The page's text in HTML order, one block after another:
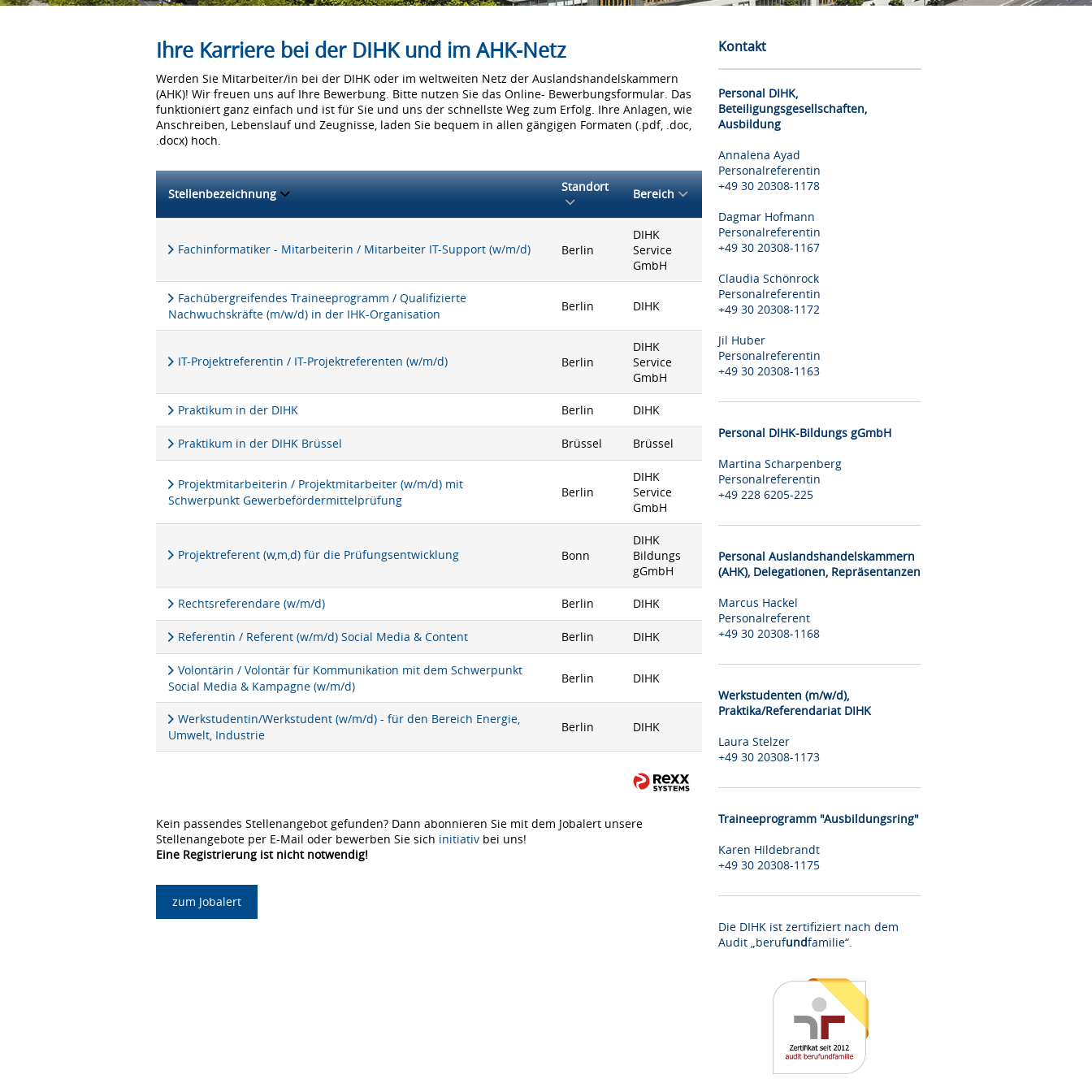
Ihre Karriere bei der DIHK und im AHK-Netz
Werden Sie Mitarbeiter/in bei der DIHK oder im weltweiten Netz der Auslandshandelskammern
(AHK)! Wir freuen uns auf Ihre Bewerbung. Bitte nutzen Sie das Online- Bewerbungsformular. Das
funktioniert ganz einfach und ist für Sie und uns der schnellste Weg zum Erfolg. Ihre Anlagen, wie
Anschreiben, Lebenslauf und Zeugnisse, laden Sie bequem in allen gängigen Formaten (.pdf, .doc,
.docx) hoch.
Stellenbezeichnung Standort Bereich
Fachinformatiker - Mitarbeiterin / Mitarbeiter IT-Support (w/m/d) Berlin
DIHK
Service
GmbH
Fachübergreifendes Traineeprogramm / Qualifizierte
Nachwuchskräfte (m/w/d) in der IHK-Organisation
Berlin DIHK
IT-Projektreferentin / IT-Projektreferenten (w/m/d) Berlin
DIHK
Service
GmbH
Praktikum in der DIHK Berlin DIHK
Praktikum in der DIHK Brüssel Brüssel Brüssel
Projektmitarbeiterin / Projektmitarbeiter (w/m/d) mit
Schwerpunkt Gewerbefördermittelprüfung
Berlin
DIHK
Service
GmbH
Projektreferent (w,m,d) für die Prüfungsentwicklung Bonn
DIHK
Bildungs
gGmbH
Rechtsreferendare (w/m/d) Berlin DIHK
Referentin / Referent (w/m/d) Social Media & Content Berlin DIHK
Volontärin / Volontär für Kommunikation mit dem Schwerpunkt
Social Media & Kampagne (w/m/d)
Berlin DIHK
Werkstudentin/Werkstudent (w/m/d) - für den Bereich Energie,
Umwelt, Industrie
Berlin DIHK
Kein passendes Stellenangebot gefunden? Dann abonnieren Sie mit dem Jobalert unsere
Stellenangebote per E-Mail oder bewerben Sie sich initiativ bei uns!
Eine Registrierung ist nicht notwendig!
zum Jobalert
Kontakt
Personal DIHK,
Beteiligungsgesellschaften,
Ausbildung
Annalena Ayad
Personalreferentin
+49 30 20308-1178
Dagmar Hofmann
Personalreferentin
+49 30 20308-1167
Claudia Schönrock
Personalreferentin
+49 30 20308-1172
Jil Huber
Personalreferentin
+49 30 20308-1163
Personal DIHK-Bildungs gGmbH
Martina Scharpenberg
Personalreferentin
+49 228 6205-225
Personal Auslandshandelskammern
(AHK), Delegationen, Repräsentanzen
Marcus Hackel
Personalreferent
+49 30 20308-1168
Werkstudenten (m/w/d),
Praktika/Referendariat DIHK
Laura Stelzer
+49 30 20308-1173
Traineeprogramm "Ausbildungsring"
Karen Hildebrandt
+49 30 20308-1175
Die DIHK ist zertifiziert nach dem
Audit „berufundfamilie“.